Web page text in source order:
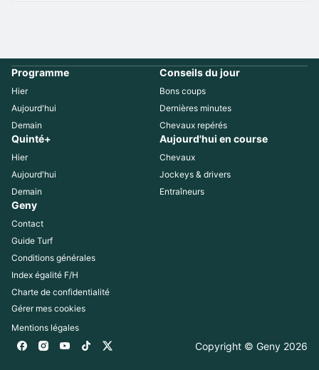
Programme
Hier
Aujourd'hui
Demain
Conseils du jour
Bons coups
Dernières minutes
Chevaux repérés
Quinté+
Hier
Aujourd'hui
Demain
Aujourd'hui en course
Chevaux
Jockeys & drivers
Entraîneurs
Geny
Contact
Guide Turf
Conditions générales
Index égalité F/H
Charte de confidentialité
Gérer mes cookies
Mentions légales
Copyright © Geny 2026